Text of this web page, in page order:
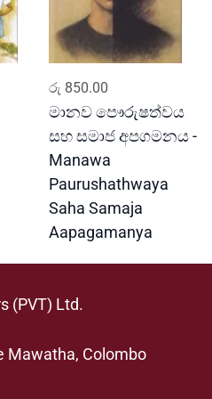
රු 850.00
මානව පෞරුෂත්වය
සහ සමාජ අපගමනය -
Manawa
Paurushathwaya
Saha Samaja
Aapagamanya
(PVT) Ltd.
Mawatha, Colombo